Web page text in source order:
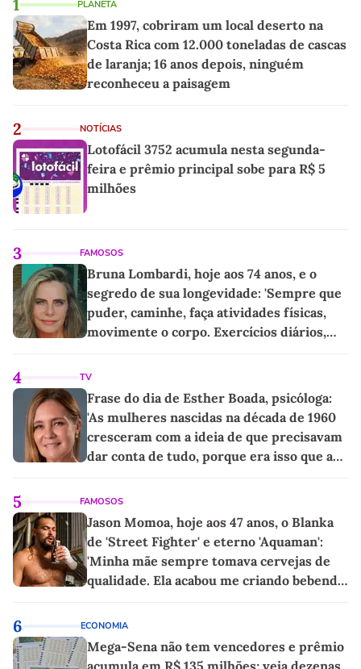
1 PLANETA
Em 1997, cobriram um local deserto na
Costa Rica com 12.000 toneladas de cascas
de laranja; 16 anos depois, ninguém
reconheceu a paisagem
2 NOTÍCIAS
Lotofácil 3752 acumula nesta segunda-
feira e prêmio principal sobe para R$ 5
milhões
3 FAMOSOS
Bruna Lombardi, hoje aos 74 anos, e o
segredo de sua longevidade: 'Sempre que
puder, caminhe, faça atividades físicas,
movimente o corpo. Exercícios diários,
4 TV
Frase do dia de Esther Boada, psicóloga:
'As mulheres nascidas na década de 1960
cresceram com a ideia de que precisavam
dar conta de tudo, porque era isso que a
5 FAMOSOS
Jason Momoa, hoje aos 47 anos, o Blanka
de 'Street Fighter' e eterno 'Aquaman':
'Minha mãe sempre tomava cervejas de
qualidade. Ela acabou me criando bebendo
6 ECONOMIA
Mega-Sena não tem vencedores e prêmio